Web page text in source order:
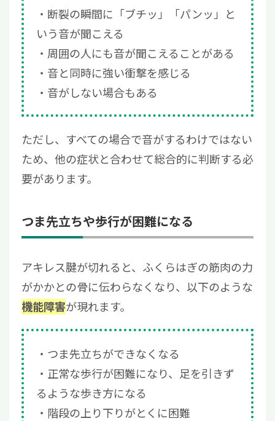
断裂の瞬間に「ブチッ」「パンッ」と
いう音が聞こえる
周囲の人にも音が聞こえることがある
音と同時に強い衝撃を感じる
音がしない場合もある
ただし、すべての場合で音がするわけではない
ため、他の症状と合わせて総合的に判断する必
要があります。
つま先立ちや歩行が困難になる
アキレス腱が切れると、ふくらはぎの筋肉の力
がかかとの骨に伝わらなくなり、以下のような
機能障害が現れます。
つま先立ちができなくなる
正常な歩行が困難になり、足を引きず
るような歩き方になる
階段の上り下りがとくに困難